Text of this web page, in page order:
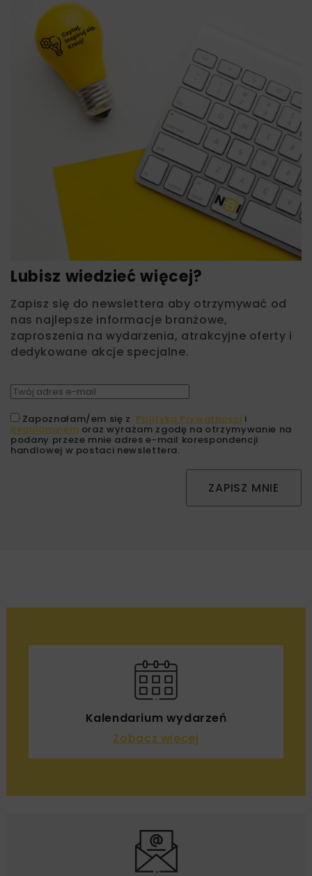
Lubisz wiedzieć więcej?
Zapisz się do newslettera aby otrzymywać od
nas najlepsze informacje branżowe,
zaproszenia na wydarzenia, atrakcyjne oferty i
dedykowane akcje specjalne.
Zapoznałam/em się z Polityką Prywatności i
Regulaminem oraz wyrażam zgodę na otrzymywanie na
podany przeze mnie adres e-mail korespondencji
handlowej w postaci newslettera.
ZAPISZ MNIE
Kalendarium wydarzeń
Zobacz więcej